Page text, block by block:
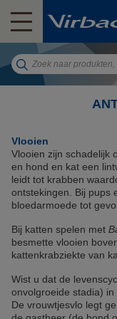
Vlooien
Vlooien zijn schadelijk
en hond en kat een
leidt tot krabben
ontstekingen. Bij pups
bloedarmoede tot
Bij katten spelen met
besmette vlooien
kattenkrabziekte van
Wist u dat de
onvolgroeide stadia)
De vrouwtjesvlo legt